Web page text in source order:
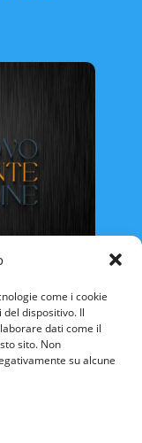
come i cookie
dispositivo. Il
dati come il
sito. Non
su alcune